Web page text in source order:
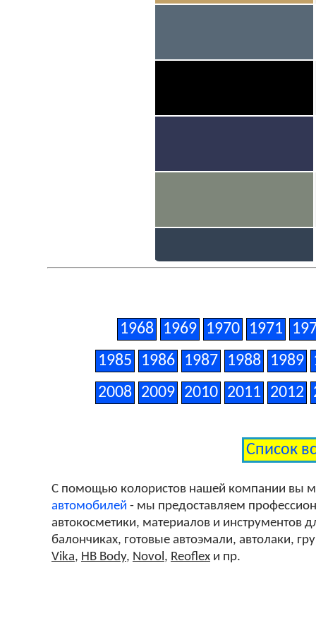
1968 1969 1970 1971
1985
1986 1987 1988 1989
2008 2009 2010 2011 2012
Список
С помощью колористов нашей компании вы
автомобилей - мы предоставляем
автокосметики, материалов и инструментов
балончиках, готовые автоэмали, автолаки,
Vika, HB Body, Novol, Reoflexи пр.